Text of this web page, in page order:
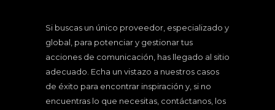
Si buscas un único proveedor, especializado y
global, para potenciar y gestionar tus
acciones de comunicación, has llegado al sitio
adecuado. Echa un vistazo a nuestros casos
de éxito para encontrar inspiración y, si no
encuentras lo que necesitas, contáctanos, los